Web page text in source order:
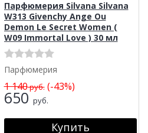
Парфюмерия Silvana Silvana
W313 Givenchy Ange Ou
Demon Le Secret Women (
W09 Immortal Love ) 30 мл
Парфюмерия
1 140руб.(-43%)
650 руб.